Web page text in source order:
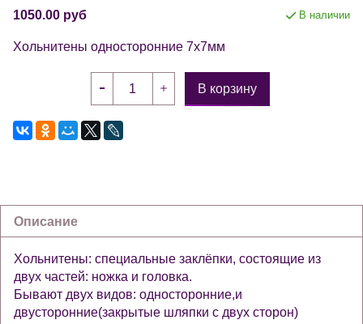
1050.00 руб В наличии
Хольнитены односторонние 7х7мм
В корзину
Описание
Хольнитены: специальные заклёпки, состоящие из
двух частей: ножка и головка.
Бывают двух видов: односторонние,и
двусторонние(закрытые шляпки с двух сторон)